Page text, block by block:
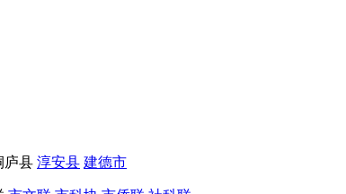
庐县 淳安县 建德市